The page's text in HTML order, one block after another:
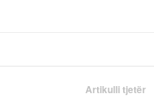
Artikulli tjetër